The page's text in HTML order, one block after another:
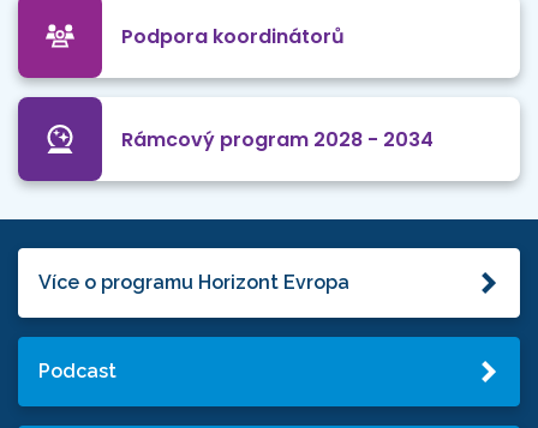
Podpora koordinátorů
Rámcový program 2028 - 2034
Více o programu Horizont Evropa
Podcast